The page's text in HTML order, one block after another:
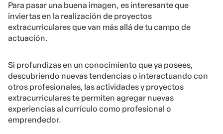
Para pasar una buena imagen, es interesante que
inviertas en la realización de proyectos
extracurriculares que van más allá de tu campo de
actuación.
Si profundizas en un conocimiento que ya posees,
descubriendo nuevas tendencias o interactuando con
otros profesionales, las actividades y proyectos
extracurriculares te permiten agregar nuevas
experiencias al currículo como profesional o
emprendedor.